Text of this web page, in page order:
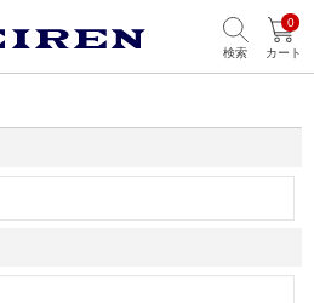
検索
0
カート